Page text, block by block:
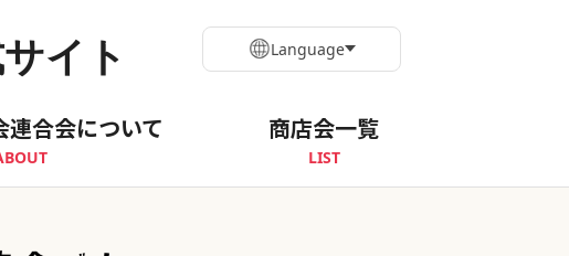
イト
連合会について 商店会一覧
LIST
Language